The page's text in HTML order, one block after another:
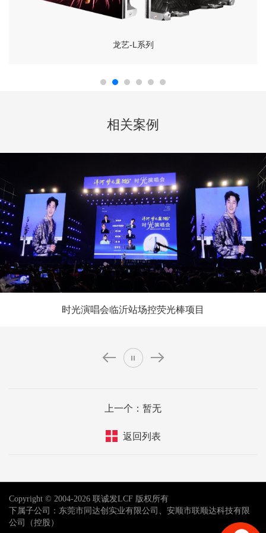
龙艺-L系列
相关案例
时光演唱会临沂站场控荧光棒项目
上一个：暂无
返回列表
Copyright © 2004-2026 联诚发LCF 版权所有
下属子公司：东莞市同达创实业有限公司、安顺市联顺达科技有限
公司（控股）